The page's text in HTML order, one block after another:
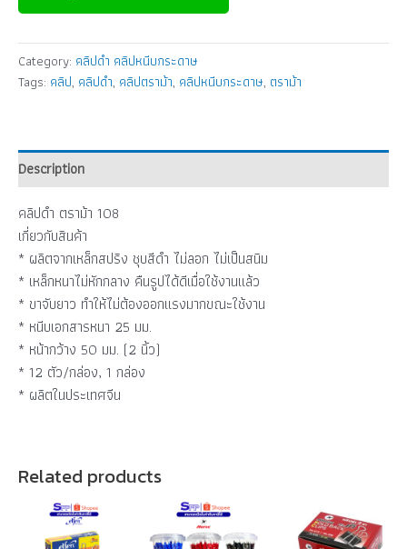
Category: คลิปดำ คลิปหนีบกระดาษ
Tags: คลิป, คลิปดำ, คลิปตราม้า, คลิปหนีบกระดาษ, ตราม้า
Description
คลิปดำ ตราม้า 108
เกี่ยวกับสินค้า
* ผลิตจากเหล็กสปริง ชุบสีดำ ไม่ลอก ไม่เป็นสนิม
* เหล็กหนาไม่หักกลาง คืนรูปได้ดีเมื่อใช้งานแล้ว
* ขาจับยาว ทำให้ไม่ต้องออกแรงมากขณะใช้งาน
* หนีบเอกสารหนา 25 มม.
* หน้ากว้าง 50 มม. (2 นิ้ว)
* 12 ตัว/กล่อง, 1 กล่อง
* ผลิตในประเทศจีน
Related products